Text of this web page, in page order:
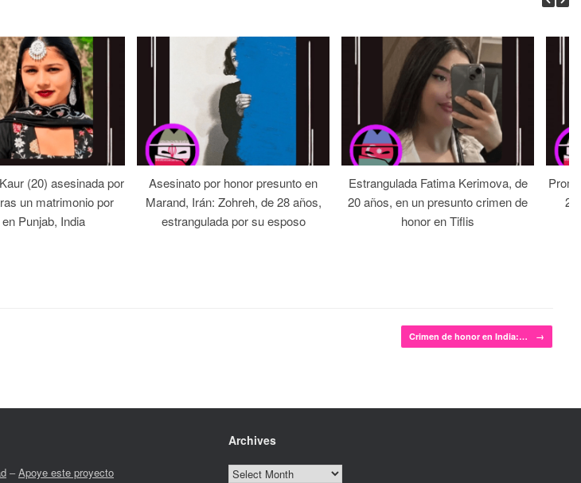
(20) asesinada por
un matrimonio por
Punjab, India
Asesinato por honor presunto en
Marand, Irán: Zohreh, de 28 años,
estrangulada por su esposo
Estrangulada Fatima Kerimova, de
20 años, en un presunto crimen de
honor en Tiflis
22
Crimen de honor en India:… →
–Apoye este proyecto
Archives
Archives